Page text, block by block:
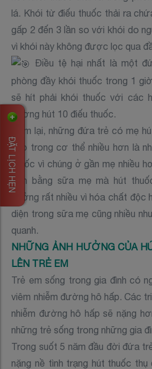
lá. Khói từ điếu thuốc thải ra
gấp 2 đến 3 lần so với khói do
vì khói này không được lọc qua
Điều tệ hại nhất là một
phòng đầy khói thuốc trong 1
sẽ hít phải khói thuốc với các
đương hút 10 điếu thuốc.
Tóm lại, những đứa trẻ có mẹ
vào trong cơ thể nhiều hơn là
thuốc vì chúng ở gần mẹ nhiều
con bằng sữa mẹ mà hút
hưởng rất nhiều vì hóa chất độc
diện trong sữa mẹ cũng nhiều
quanh.
NHỮNG ẢNH HƯỞNG CỦA
LÊN TRẺ EM
Trẻ em sống trong gia đình có
viêm nhiễm đường hô hấp. Các
nhiễm đường hô hấp sẽ nặng
những trẻ sống trong những gia
Trong suốt 5 năm đầu đời đứa
nặng nề tình trạng hút thuốc
ĐẶT LỊCH HẸN